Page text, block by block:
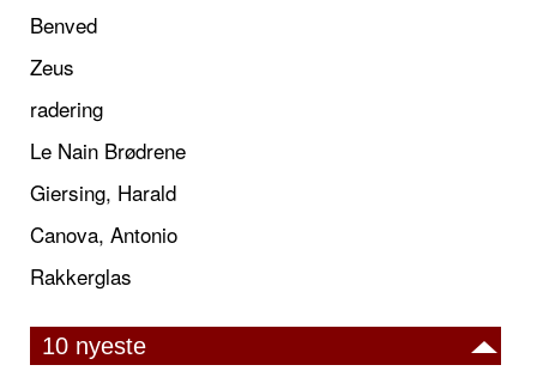
Benved
Zeus
radering
Le Nain Brødrene
Giersing, Harald
Canova, Antonio
Rakkerglas
10 nyeste